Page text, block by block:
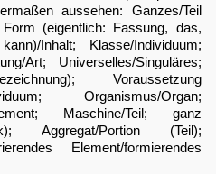
aussehen: Ganzes/Teil
(eigentlich: Fassung, das,
Inhalt; Klasse/Individuum;
Art; Universelles/Singuläres;
Voraussetzung
Organismus/Organ;
Maschine/Teil; ganz
Aggregat/Portion (Teil);
Element/formierendes